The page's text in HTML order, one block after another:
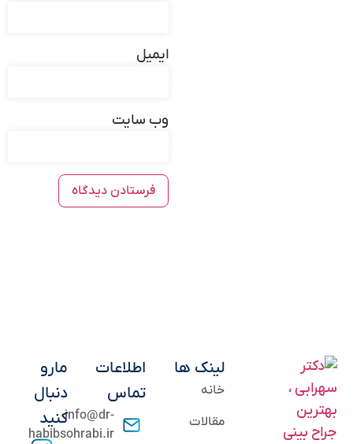
ایمیل
وب‌ سایت
لینک ها
خانه
مقالات
اطلاعات
تماس
info@dr-
habibsohrabi.ir
مارو
دنبال
کنید